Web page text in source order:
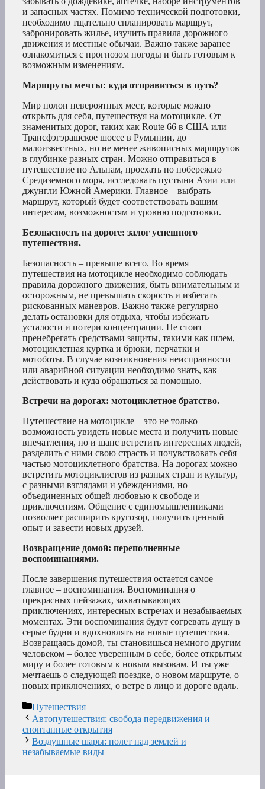
и запасных частях. Помимо технической подготовки,
необходимо тщательно спланировать маршрут,
забронировать жилье, изучить правила дорожного
движения и местные обычаи. Важно также заранее
ознакомиться с прогнозом погоды и быть готовым к
возможным изменениям.
Маршруты мечты: куда отправиться в путь?
Мир полон невероятных мест, которые можно
открыть для себя, путешествуя на мотоцикле. От
знаменитых дорог, таких как Route 66 в США или
Трансфэгэрашское шоссе в Румынии, до
малоизвестных, но не менее живописных маршрутов
в глубинке разных стран. Можно отправиться в
путешествие по Альпам, проехать по побережью
Средиземного моря, исследовать пустыни Азии или
джунгли Южной Америки. Главное – выбрать
маршрут, который будет соответствовать вашим
интересам, возможностям и уровню подготовки.
Безопасность на дороге: залог успешного
путешествия.
Безопасность – превыше всего. Во время
путешествия на мотоцикле необходимо соблюдать
правила дорожного движения, быть внимательным и
осторожным, не превышать скорость и избегать
рискованных маневров. Важно также регулярно
делать остановки для отдыха, чтобы избежать
усталости и потери концентрации. Не стоит
пренебрегать средствами защиты, такими как шлем,
мотоциклетная куртка и брюки, перчатки и
мотоботы. В случае возникновения неисправности
или аварийной ситуации необходимо знать, как
действовать и куда обращаться за помощью.
Встречи на дорогах: мотоциклетное братство.
Путешествие на мотоцикле – это не только
возможность увидеть новые места и получить новые
впечатления, но и шанс встретить интересных людей,
разделить с ними свою страсть и почувствовать себя
частью мотоциклетного братства. На дорогах можно
встретить мотоциклистов из разных стран и культур,
с разными взглядами и убеждениями, но
объединенных общей любовью к свободе и
приключениям. Общение с единомышленниками
позволяет расширить кругозор, получить ценный
опыт и завести новых друзей.
Возвращение домой: переполненные
воспоминаниями.
После завершения путешествия остается самое
главное – воспоминания. Воспоминания о
прекрасных пейзажах, захватывающих
приключениях, интересных встречах и незабываемых
моментах. Эти воспоминания будут согревать душу в
серые будни и вдохновлять на новые путешествия.
Возвращаясь домой, ты становишься немного другим
человеком – более уверенным в себе, более открытым
миру и более готовым к новым вызовам. И ты уже
мечтаешь о следующей поездке, о новом маршруте, о
новых приключениях, о ветре в лицо и дороге вдаль.
Рубрики
Путешествия
Автопутешествия: свобода передвижения и
спонтанные открытия
Воздушные шары: полет над землей и
незабываемые виды